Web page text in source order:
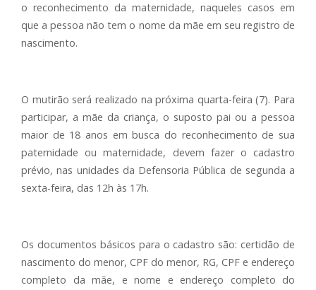
o reconhecimento da maternidade, naqueles casos em
que a pessoa não tem o nome da mãe em seu registro de
nascimento.
O mutirão será realizado na próxima quarta-feira (7). Para
participar, a mãe da criança, o suposto pai ou a pessoa
maior de 18 anos em busca do reconhecimento de sua
paternidade ou maternidade, devem fazer o cadastro
prévio, nas unidades da Defensoria Pública de segunda a
sexta-feira, das 12h às 17h.
Os documentos básicos para o cadastro são: certidão de
nascimento do menor, CPF do menor, RG, CPF e endereço
completo da mãe, e nome e endereço completo do